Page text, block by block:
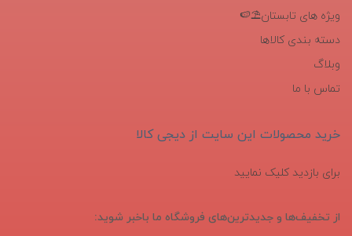
ویژه های تابستان⛱️🍉
دسته بندی کالاها
وبلاگ
تماس با ما
خرید محصولات این سایت از دیجی کالا
برای بازدید کلیک نمایید
از تخفیف‌ها و جدیدترین‌های فروشگاه ما باخبر شوید: